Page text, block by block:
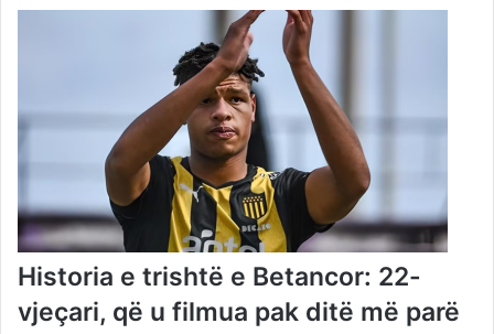
Historia e trishtë e Betancor: 22-
vjeçari, që u filmua pak ditë më parë